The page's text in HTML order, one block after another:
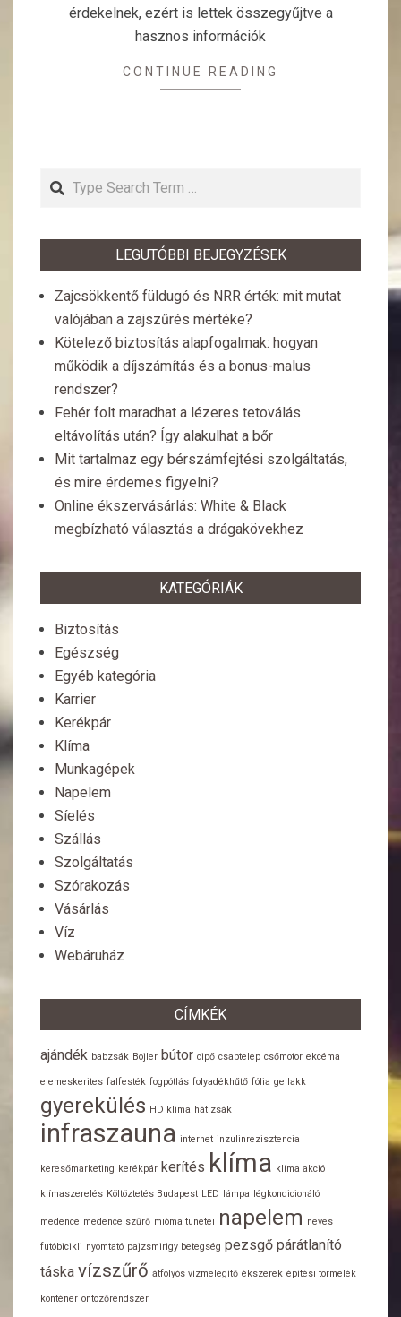
érdekelnek, ezért is lettek összegyűjtve a
hasznos információk
CONTINUE READING
Search
LEGUTÓBBI BEJEGYZÉSEK
Zajcsökkentő füldugó és NRR érték: mit mutat
valójában a zajszűrés mértéke?
Kötelező biztosítás alapfogalmak: hogyan
működik a díjszámítás és a bonus-malus
rendszer?
Fehér folt maradhat a lézeres tetoválás
eltávolítás után? Így alakulhat a bőr
Mit tartalmaz egy bérszámfejtési szolgáltatás,
és mire érdemes figyelni?
Online ékszervásárlás: White & Black
megbízható választás a drágakövekhez
KATEGÓRIÁK
Biztosítás
Egészség
Egyéb kategória
Karrier
Kerékpár
Klíma
Munkagépek
Napelem
Síelés
Szállás
Szolgáltatás
Szórakozás
Vásárlás
Víz
Webáruház
CÍMKÉK
ajándék babzsák Bojler bútor cipő csaptelep csőmotor ekcéma
elemeskerites falfesték fogpótlás folyadékhűtő fólia gellakk
gyerekülés HD klíma hátizsák
infraszauna internet inzulinrezisztencia
keresőmarketing kerékpár kerítés klíma klíma akció
klímaszerelés Költöztetés Budapest LED lámpa légkondicionáló
medence medence szűrő mióma tünetei napelem neves
futóbicikli nyomtató pajzsmirigy betegség pezsgő párátlanító
táska vízszűrő átfolyós vízmelegítő ékszerek építési törmelék
konténer öntözőrendszer